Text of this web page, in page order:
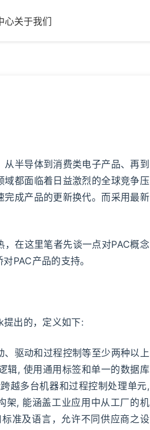
心关于我们
半导体到消费类电子产品、再到
都面临着日益激烈的全球竞争压
成产品的更新换代。而采用最新
在这里笔者先谈一点对PAC概念
PAC产品的支持。
出的，定义如下:
驱动和过程控制等至少两种以上
辑, 使用通用标签和单一的数据库
越多台机器和过程控制处理单元,
架, 能涵盖工业应用中从工厂的机
准及语言，允许不同供应商之设